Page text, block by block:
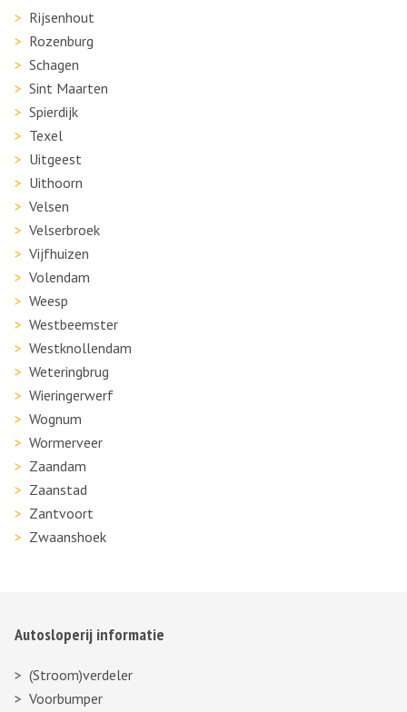
Rijsenhout
Rozenburg
Schagen
Sint Maarten
Spierdijk
Texel
Uitgeest
Uithoorn
Velsen
Velserbroek
Vijfhuizen
Volendam
Weesp
Westbeemster
Westknollendam
Weteringbrug
Wieringerwerf
Wognum
Wormerveer
Zaandam
Zaanstad
Zantvoort
Zwaanshoek
Autosloperij informatie
(Stroom)verdeler
Voorbumper